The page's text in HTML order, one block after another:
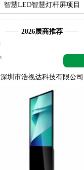
智慧LED智慧灯杆屏项目
—— 2026展商推荐 ——
深圳市浩视达科技有限公司